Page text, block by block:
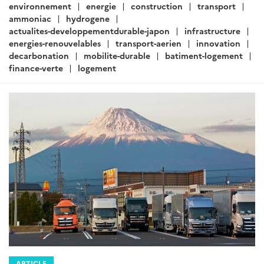
:
environnement energie construction
transport
ammoniac
hydrogene
actualites-developpementdurable-japon
infrastructure
energies-renouvelables
transport-aerien
innovation
decarbonation
mobilite-durable
batiment-logement
finance-verte
logement